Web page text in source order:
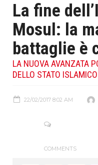
La fine
Mosul: la
battaglie è
LA NUOVA AVANZATA
DELLO STATO
22/02/2017 8:02 AM
COMMENTS